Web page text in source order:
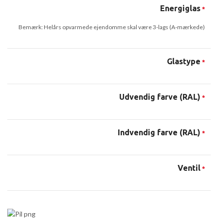
Energiglas *
Bemærk: Helårs opvarmede ejendomme skal være 3-lags (A-mærkede)
Glastype *
Udvendig farve (RAL) *
Indvendig farve (RAL) *
Ventil *